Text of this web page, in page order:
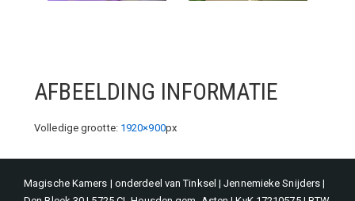
AFBEELDING INFORMATIE
Volledige grootte: 1920×900px
Magische Kamers | onderdeel van Tinksel | Jennemieke Snijders |